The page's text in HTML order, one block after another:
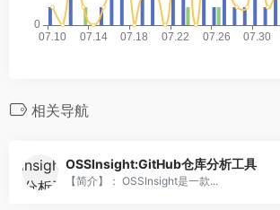
相关导航
OSSInsight:GitHub仓库分析工具
【简介】： OSSInsight是一款...